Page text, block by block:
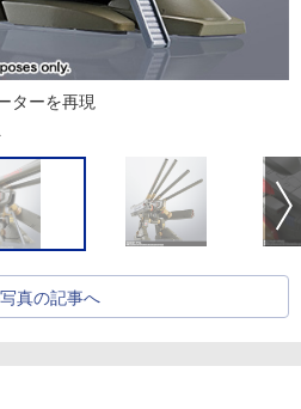
ターを再現
真の記事へ